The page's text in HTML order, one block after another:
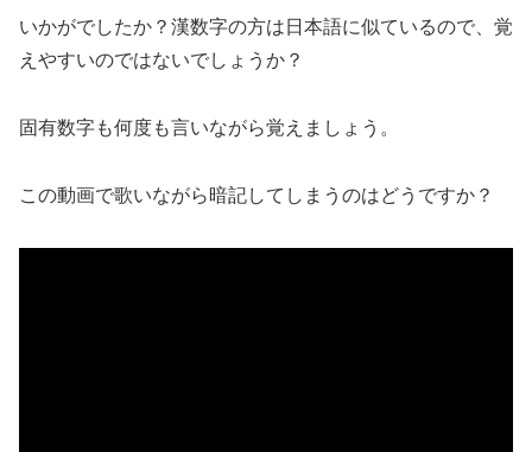
いかがでしたか？漢数字の方は日本語に似ているので、覚
えやすいのではないでしょうか？
固有数字も何度も言いながら覚えましょう。
この動画で歌いながら暗記してしまうのはどうですか？